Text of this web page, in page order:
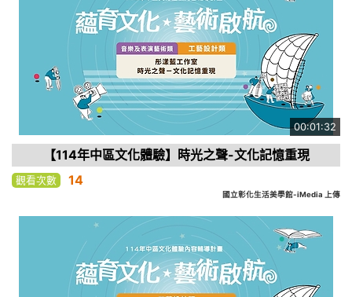
00:01:32
【114年中區文化體驗】時光之聲-文化記憶重現
觀看次數 14
國立彰化生活美學館-iMedia 上傳